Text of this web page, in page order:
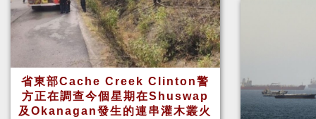
省東部Cache Creek Clinton警
方正在調查今個星期在Shuswap
及Okanagan發生的連串灌木叢火